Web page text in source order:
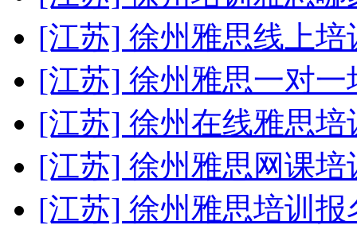
[江苏] 徐州雅思线上培
[江苏] 徐州雅思一对一
[江苏] 徐州在线雅思培
[江苏] 徐州雅思网课培
[江苏] 徐州雅思培训报